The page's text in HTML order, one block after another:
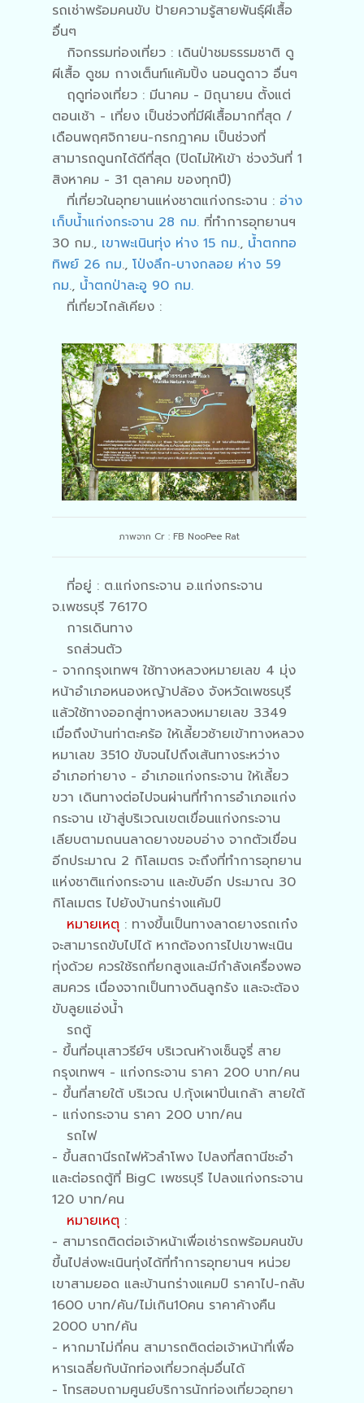
รถเช่าพร้อมคนขับ ป้ายความรู้สายพันธุ์ผีเสื้อ
อื่นๆ
กิจกรรมท่องเที่ยว : เดินป่าชมธรรมชาติ ดู
ผีเสื้อ ดูชม กางเต็นท์แค้มปิ้ง นอนดูดาว อื่นๆ
ฤดูท่องเที่ยว : มีนาคม - มิถุนายน ตั้งแต่
ตอนเช้า - เที่ยง เป็นช่วงที่มีผีเสื้อมากที่สุด /
เดือนพฤศจิกายน-กรกฎาคม เป็นช่วงที่
สามารถดูนกได้ดีที่สุด (ปิดไม่ให้เข้า ช่วงวันที่ 1
สิงหาคม - 31 ตุลาคม ของทุกปี)
ที่เที่ยวในอุทยานแห่งชาตแก่งกระจาน : อ่าง
เก็บน้ำแก่งกระจาน 28 กม. ที่ทำการอุทยานฯ
30 กม., เขาพะเนินทุ่ง ห่าง 15 กม., น้ำตกทอ
ทิพย์ 26 กม., โป่งลึก-บางกลอย ห่าง 59
กม., น้ำตกป่าละอู 90 กม.
ที่เที่ยวไกล้เคียง :
ภาพจาก Cr : FB NooPee Rat
ที่อยู่ : ต.แก่งกระจาน อ.แก่งกระจาน
จ.เพชรบุรี 76170
การเดินทาง
รถส่วนตัว
- จากกรุงเทพฯ ใช้ทางหลวงหมายเลข 4 มุ่ง
หน้าอำเภอหนองหญ้าปล้อง จังหวัดเพชรบุรี
แล้วใช้ทางออกสู่ทางหลวงหมายเลข 3349
เมื่อถึงบ้านท่าตะคร้อ ให้เลี้ยวซ้ายเข้าทางหลวง
หมาเลข 3510 ขับจนไปถึงเส้นทางระหว่าง
อำเภอท่ายาง - อำเภอแก่งกระจาน ให้เลี้ยว
ขวา เดินทางต่อไปจนผ่านที่ทำการอำเภอแก่ง
กระจาน เข้าสู่บริเวณเขตเขื่อนแก่งกระจาน
เลียบตามถนนลาดยางขอบอ่าง จากตัวเขื่อน
อีกประมาณ 2 กิโลเมตร จะถึงที่ทำการอุทยาน
แห่งชาติแก่งกระจาน และขับอีก ประมาณ 30
กิโลเมตร ไปยังบ้านกร่างแค้มป์
หมายเหตุ : ทางขึ้นเป็นทางลาดยางรถเก๋ง
จะสามารถขับไปได้ หากต้องการไปเขาพะเนิน
ทุ่งด้วย ควรใช้รถที่ยกสูงและมีกำลังเครื่องพอ
สมควร เนื่องจากเป็นทางดินลูกรัง และจะต้อง
ขับลูยแอ่งน้ำ
รถตู้
- ขึ้นที่อนุเสาวรีย์ฯ บริเวณห้างเซ็นจูรี่ สาย
กรุงเทพฯ - แก่งกระจาน ราคา 200 บาท/คน
- ขึ้นที่สายใต้ บริเวณ ป.กุ้งเผาปิ่นเกล้า สายใต้
- แก่งกระจาน ราคา 200 บาท/คน
รถไฟ
- ขึ้นสถานีรถไฟหัวลำโพง ไปลงที่สถานีชะอำ
และต่อรถตู้ที่ BigC เพชรบุรี ไปลงแก่งกระจาน
120 บาท/คน
หมายเหตุ :
- สามารถติดต่อเจ้าหน้าเพื่อเช่ารถพร้อมคนขับ
ขึ้นไปส่งพะเนินทุ่งได้ที่ทำการอุทยานฯ หน่วย
เขาสามยอด และบ้านกร่างแคมป์ ราคาไป-กลับ
1600 บาท/คัน/ไม่เกิน10คน ราคาค้างคืน
2000 บาท/คัน
- หากมาไม่กี่คน สามารถติดต่อเจ้าหน้าที่เพื่อ
หารเฉลี่ยกับนักท่องเที่ยวกลุ่มอื่นได้
- โทรสอบถามศูนย์บริการนักท่องเที่ยวอุทยา